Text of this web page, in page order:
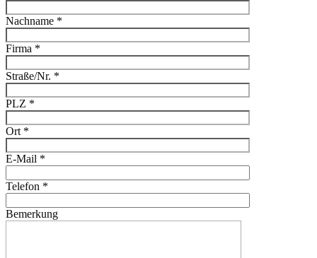
Nachname *
Firma *
Straße/Nr. *
PLZ *
Ort *
E-Mail *
Telefon *
Bemerkung